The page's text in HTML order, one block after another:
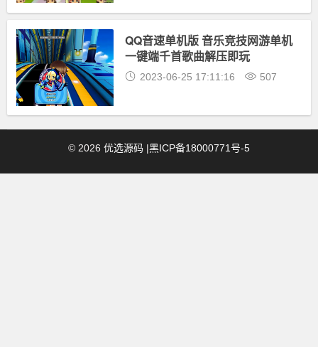
QQ音速单机版 音乐竞技网游单机
一键端千首歌曲解压即玩
2023-06-25 17:11:16 507
© 2026 优选源码 |黑ICP备18000771号-5